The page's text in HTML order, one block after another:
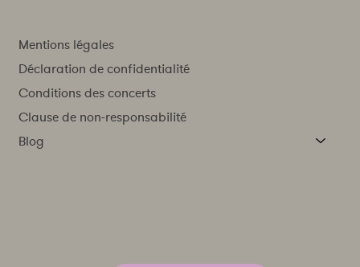
Mentions légales
Déclaration de confidentialité
Conditions des concerts
Clause de non-responsabilité
Blog